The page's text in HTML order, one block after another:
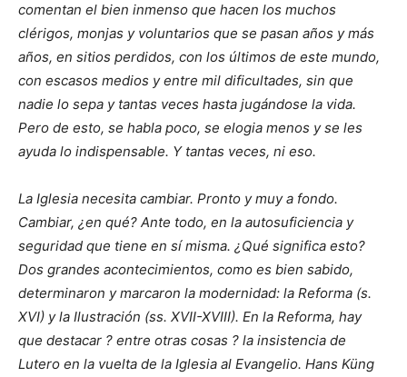
comentan el bien inmenso que hacen los muchos
clérigos, monjas y voluntarios que se pasan años y más
años, en sitios perdidos, con los últimos de este mundo,
con escasos medios y entre mil dificultades, sin que
nadie lo sepa y tantas veces hasta jugándose la vida.
Pero de esto, se habla poco, se elogia menos y se les
ayuda lo indispensable. Y tantas veces, ni eso.
La Iglesia necesita cambiar. Pronto y muy a fondo.
Cambiar, ¿en qué? Ante todo, en la autosuficiencia y
seguridad que tiene en sí misma. ¿Qué significa esto?
Dos grandes acontecimientos, como es bien sabido,
determinaron y marcaron la modernidad: la Reforma (s.
XVI) y la Ilustración (ss. XVII-XVIII). En la Reforma, hay
que destacar ? entre otras cosas ? la insistencia de
Lutero en la vuelta de la Iglesia al Evangelio. Hans Küng